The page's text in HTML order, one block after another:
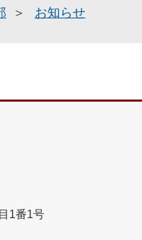
お知らせ
1番1号